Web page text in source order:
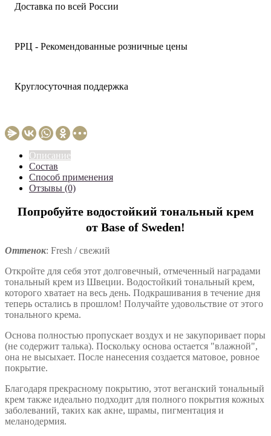
Доставка по всей России
РРЦ - Рекомендованные розничные цены
Круглосуточная поддержка
Описание
Состав
Способ применения
Отзывы (0)
Попробуйте водостойкий тональный крем
от Base of Sweden!
Оттенок: Fresh / свежий
Откройте для себя этот долговечный, отмеченный наградами
тональный крем из Швеции. Водостойкий тональный крем,
которого хватает на весь день. Подкрашивания в течение дня
теперь остались в прошлом! Получайте удовольствие от этого
тонального крема.
Основа полностью пропускает воздух и не закупоривает поры
(не содержит талька). Поскольку основа остается "влажной",
она не высыхает. После нанесения создается матовое, ровное
покрытие.
Благодаря прекрасному покрытию, этот веганский тональный
крем также идеально подходит для полного покрытия кожных
заболеваний, таких как акне, шрамы, пигментация и
меланодермия.